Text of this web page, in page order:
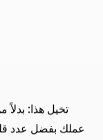
بناء علاقات